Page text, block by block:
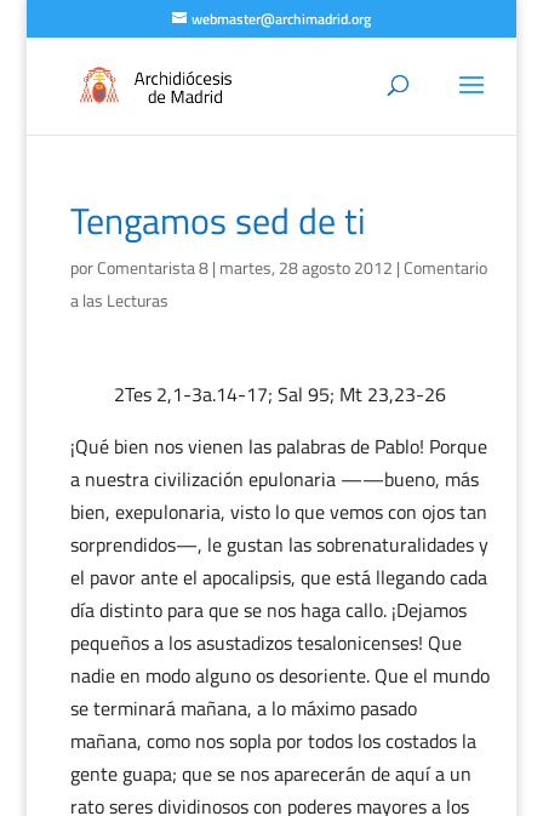
webmaster@archimadrid.org
Tengamos sed de ti
porComentarista 8| martes, 28 agosto 2012 |Comentario
a las Lecturas
2Tes 2,1-3a.14-17; Sal 95; Mt 23,23-26
¡Qué bien nos vienen las palabras de Pablo! Porque
a nuestra civilización epulonaria ——bueno, más
bien, exepulonaria, visto lo que vemos con ojos tan
sorprendidos—, le gustan las sobrenaturalidades y
el pavor ante el apocalipsis, que está llegando cada
día distinto para que se nos haga callo. ¡Dejamos
pequeños a los asustadizos tesalonicenses! Que
nadie en modo alguno os desoriente. Que el mundo
se terminará mañana, a lo máximo pasado
mañana, como nos sopla por todos los costados la
gente guapa; que se nos aparecerán de aquí a un
rato seres dividinosos con poderes mayores a los